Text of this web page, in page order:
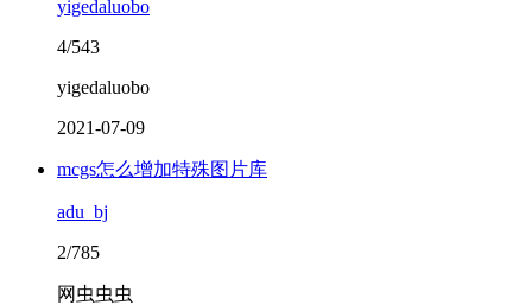
yigedaluobo
4/543
yigedaluobo
2021-07-09
mcgs怎么增加特殊图片库
adu_bj
2/785
网虫虫虫